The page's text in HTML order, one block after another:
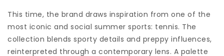
This time, the brand draws inspiration from one of the
most iconic and social summer sports: tennis. The
collection blends sporty details and preppy influences,
reinterpreted through a contemporary lens. A palette